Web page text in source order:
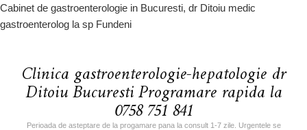
Cabinet de gastroenterologie in Bucuresti, dr Ditoiu medic
gastroenterolog la sp Fundeni
Clinica gastroenterologie-hepatologie dr
Ditoiu Bucuresti Programare rapida la
0758 751 841
Perioada de asteptare de la progamare pana la consult 1-7 zile. Urgentele se